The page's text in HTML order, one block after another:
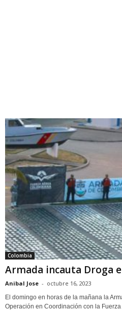
Colombia
Armada incauta Droga
Anibal Jose - octubre 16, 2023
El domingo en horas de la mañana la
Operación en Coordinación con la Fuerza